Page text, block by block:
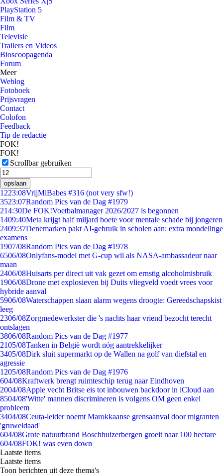
PlayStation 5
Film & TV
Film
Televisie
Trailers en Videos
Bioscoopagenda
Forum
Meer
Weblog
Fotoboek
Prijsvragen
Contact
Colofon
Feedback
Tip de redactie
FOK!
FOK!
Scrollbar gebruiken
opslaan
1223:08VrijMiBabes #316 (not very sfw!)
3523:07Random Pics van de Dag #1979
214:30De FOK!Voetbalmanager 2026/2027 is begonnen
1409:40Meta krijgt half miljard boete voor mentale schade bij jongeren
2409:37Denemarken pakt AI-gebruik in scholen aan: extra mondelinge
examens
1907/08Random Pics van de Dag #1978
6506/08Onlyfans-model met G-cup wil als NASA-ambassadeur naar
maan
2406/08Huisarts per direct uit vak gezet om ernstig alcoholmisbruik
1906/08Drone met explosieven bij Duits vliegveld voedt vrees voor
hybride aanval
5906/08Waterschappen slaan alarm wegens droogte: Gereedschapskist
leeg
2306/08Zorgmedewerkster die 's nachts haar vriend bezocht terecht
ontslagen
3806/08Random Pics van de Dag #1977
2105/08Tanken in België wordt nóg aantrekkelijker
3405/08Dirk sluit supermarkt op de Wallen na golf van diefstal en
agressie
1205/08Random Pics van de Dag #1976
604/08Kraftwerk brengt ruimteschip terug naar Eindhoven
2004/08Apple vecht Britse eis tot inbouwen backdoor in iCloud aan
8504/08'Witte' mannen discrimineren is volgens OM geen enkel
probleem
3404/08Ceuta-leider noemt Marokkaanse grensaanval door migranten
'gruweldaad'
604/08Grote natuurbrand Boschhuizerbergen groeit naar 100 hectare
604/08FOK! was even down
Laatste items
Laatste items
Toon berichten uit deze thema's